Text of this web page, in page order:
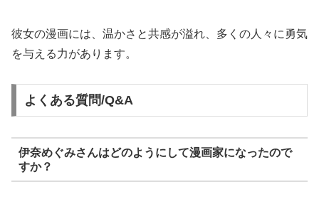
彼女の漫画には、温かさと共感が溢れ、多くの人々に勇気
を与える力があります。
よくある質問/Q&A
伊奈めぐみさんはどのようにして漫画家になったので
すか？